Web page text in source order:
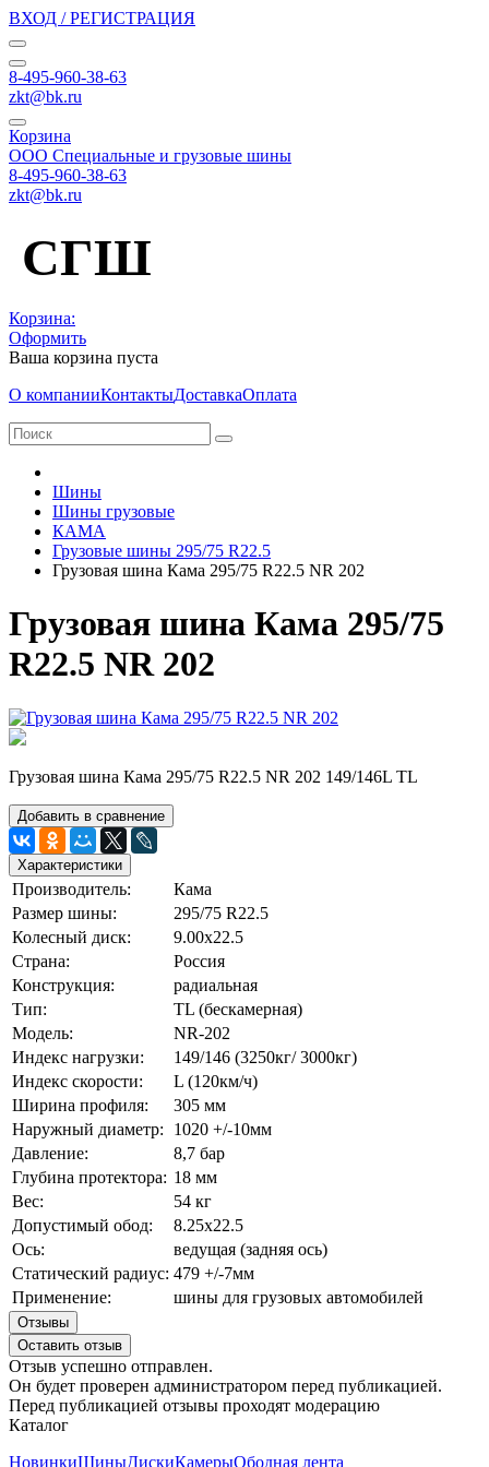
ВХОД / РЕГИСТРАЦИЯ
8-495-960-38-63
zkt@bk.ru
Корзина
ООО Специальные и грузовые шины
8-495-960-38-63
zkt@bk.ru
СГШ
Корзина:
Оформить
Ваша корзина пуста
О компанииКонтактыДоставкаОплата
Шины
Шины грузовые
КАМА
Грузовые шины 295/75 R22.5
Грузовая шина Кама 295/75 R22.5 NR 202
Грузовая шина Кама 295/75
R22.5 NR 202
Грузовая шина Кама 295/75 R22.5 NR 202 149/146L TL
Добавить в сравнение
Характеристики
Производитель:
Кама
Размер шины:
295/75 R22.5
Колесный диск:
9.00х22.5
Страна:
Россия
Конструкция:
радиальная
Тип:
TL (бескамерная)
Модель:
NR-202
Индекс нагрузки:
149/146 (3250кг/ 3000кг)
Индекс скорости:
L (120км/ч)
Ширина профиля:
305 мм
Наружный диаметр:
1020 +/-10мм
Давление:
8,7 бар
Глубина протектора: 18 мм
Вес:
54 кг
Допустимый обод:
8.25х22.5
Ось:
ведущая (задняя ось)
Статический радиус: 479 +/-7мм
Применение:
шины для грузовых автомобилей
Отзывы
Оставить отзыв
Отзыв успешно отправлен.
Он будет проверен администратором перед публикацией.
Перед публикацией отзывы проходят модерацию
Каталог
НовинкиШиныДискиКамерыОбодная лента